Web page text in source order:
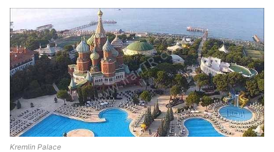
Kremlin Palace